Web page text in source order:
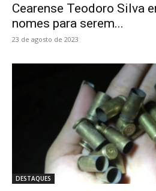
Cearense Teodoro Silva
nomes para serem...
23 de agosto de 2023
DESTAQUES